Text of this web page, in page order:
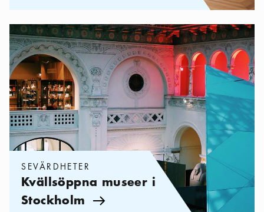
Kategorier:Sevärdheter, Kvällsöppna museer i Stockholm
SEVÄRDHETER
Kvällsöppna museer i
Stockholm Pil ikon